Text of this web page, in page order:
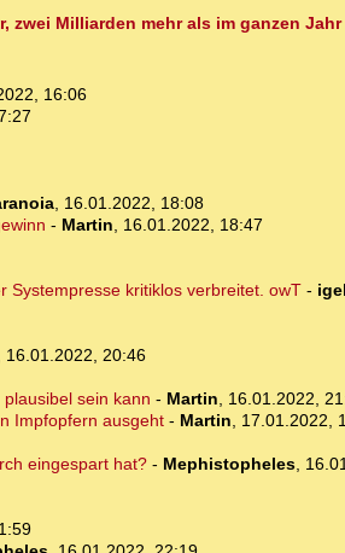
zwei Milliarden mehr als im ganzen Jahr
16:06
, 16.01.2022, 18:08
- Martin, 16.01.2022, 18:47
Systempresse kritiklos verbreitet. owT-
16.01.2022, 20:46
sein kann - Martin, 16.01.2022,
Impfopfern ausgeht- Martin, 17.01.2022,
eingespart hat?- Mephistopheles,